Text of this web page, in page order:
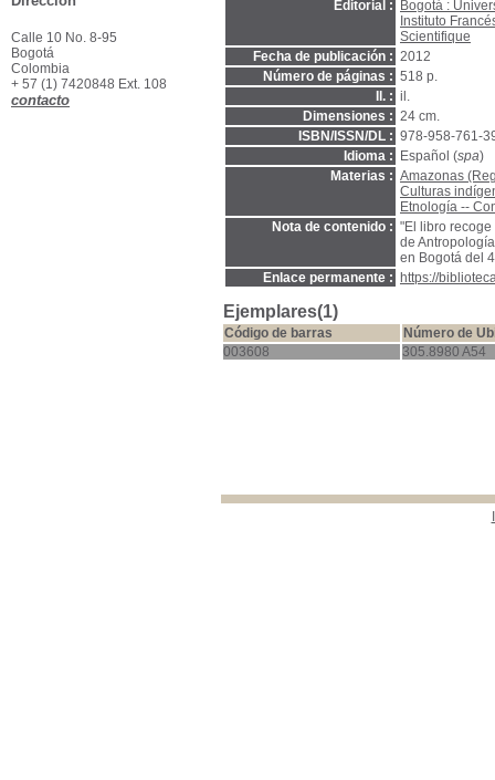
Editorial :
Bogotá :
Instituto
Scientifique
Fecha de publicación : 2012
Número de páginas : 518 p.
Il. : il.
Dimensiones : 24 cm.
ISBN/ISSN/DL : 978-958-761-
Idioma :
Español (spa)
Materias : Amazonas
Culturas
Etnología --
Nota de contenido : "El libro
de
en Bogotá del
Enlace permanente :
https://
Ejemplares(1)
Código de barras
Número de
003608
305.8980 A54
Calle 10 No. 8-95
Bogotá
Colombia
+ 57 (1) 7420848 Ext. 108
contacto